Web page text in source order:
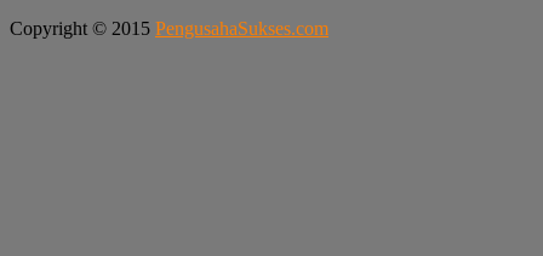
Copyright © 2015 PengusahaSukses.com